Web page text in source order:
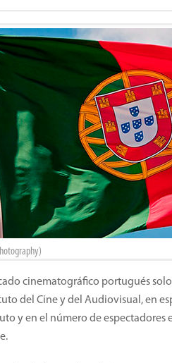
cinematográfico portugués
del Cine y del Audiovisual, en
y en el número de espectadores